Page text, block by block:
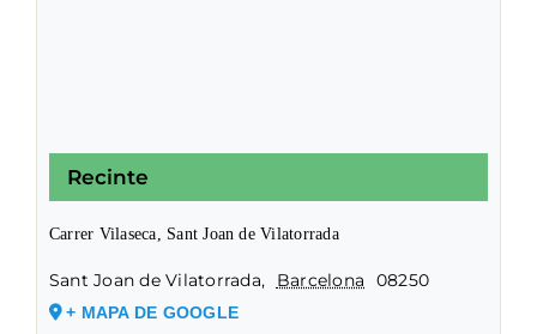
Recinte
Carrer Vilaseca, Sant Joan de Vilatorrada
Sant Joan de Vilatorrada, Barcelona 08250
+ MAPA DE GOOGLE